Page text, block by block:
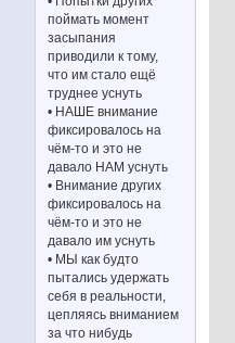
поймать момент
засыпания
приводили к тому,
что им стало ещё
труднее уснуть
• НАШЕ внимание
фиксировалось на
чём-то и это не
давало НАМ уснуть
• Внимание других
фиксировалось на
чём-то и это не
давало им уснуть
• МЫ как будто
пытались удержать
себя в реальности,
цепляясь вниманием
за что нибудь